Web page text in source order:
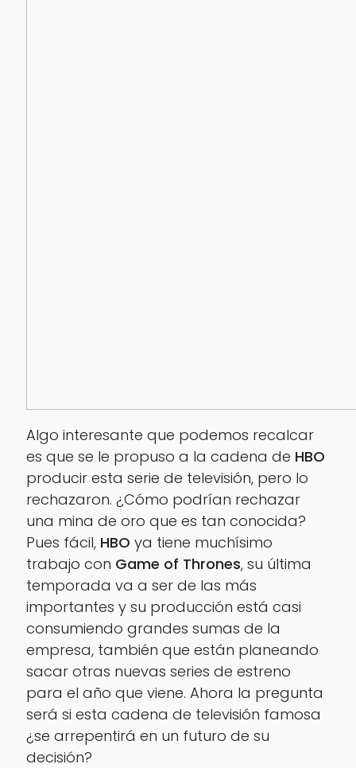
Algo interesante que podemos recalcar
es que se le propuso a la cadena de HBO
producir esta serie de televisión, pero lo
rechazaron. ¿Cómo podrían rechazar
una mina de oro que es tan conocida?
Pues fácil, HBO ya tiene muchísimo
trabajo con Game of Thrones, su última
temporada va a ser de las más
importantes y su producción está casi
consumiendo grandes sumas de la
empresa, también que están planeando
sacar otras nuevas series de estreno
para el año que viene. Ahora la pregunta
será si esta cadena de televisión famosa
¿se arrepentirá en un futuro de su
decisión?